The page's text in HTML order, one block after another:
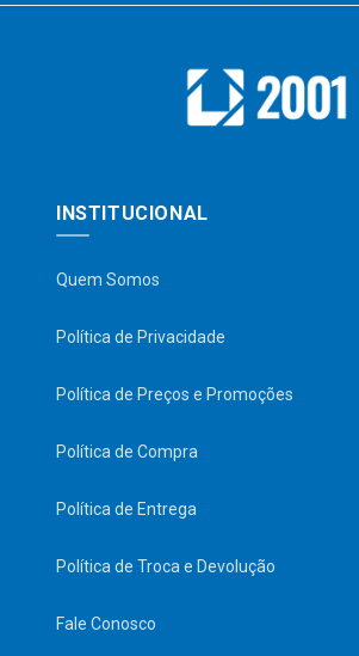
INSTITUCIONAL
Quem Somos
Política de Privacidade
Política de Preços e Promoções
Política de Compra
Política de Entrega
Política de Troca e Devolução
Fale Conosco